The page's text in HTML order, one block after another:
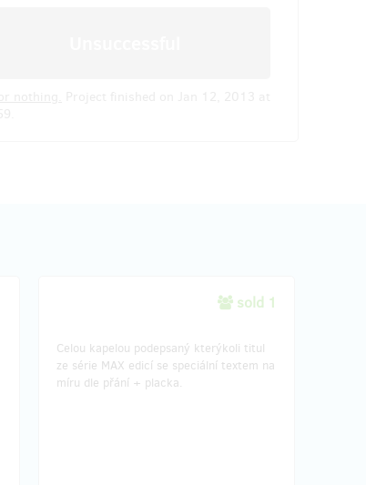
sold 1
Celou kapelou podepsaný kterýkoli titul
ze série MAX edicí se speciální textem na
míru dle přání + placka.